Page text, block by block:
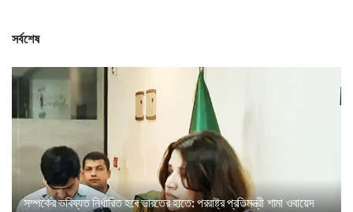
সর্বশেষ
সম্পর্কের ভবিষ্যত নির্ধারিত হবে ভারতের হাতে: পররাষ্ট্র প্রতিমন্ত্রী শামা ওবায়েদ